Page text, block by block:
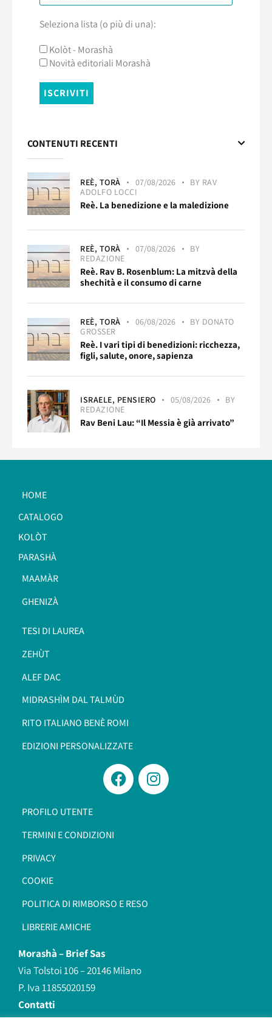
Seleziona lista (o più di una):
Kolòt - Morashà
Novità editoriali Morashà
CONTENUTI RECENTI
REÈ, TORÀ 07/08/2026 BY RAV
ADOLFO LOCCI
Reè. La benedizione e la maledizione
REÈ, TORÀ 07/08/2026
BY
REDAZIONE
Reè. Rav B. Rosenblum: La mitzvà della
shechità e il consumo di carne
REÈ, TORÀ 06/08/2026 BY DONATO
GROSSER
Reè. I vari tipi di benedizioni: ricchezza,
figli, salute, onore, sapienza
ISRAELE, PENSIERO 05/08/2026
BY
REDAZIONE
Rav Beni Lau: “Il Messia è già arrivato”
HOME
CATALOGO
KOLÒT
PARASHÀ
MAAMÀR
GHENIZÀ
TESI DI LAUREA
ZEHÙT
ALEF DAC
MIDRASHÌM DAL TALMÙD
RITO ITALIANO BENÈ ROMI​
EDIZIONI PERSONALIZZATE
PROFILO UTENTE
TERMINI E CONDIZIONI
PRIVACY
COOKIE
POLITICA DI RIMBORSO E RESO
LIBRERIE AMICHE
Morashà –Brief Sas
Via Tolstoi 106 – 20146 Milano
P. Iva 11855020159
Contatti
redazione@morasha.it